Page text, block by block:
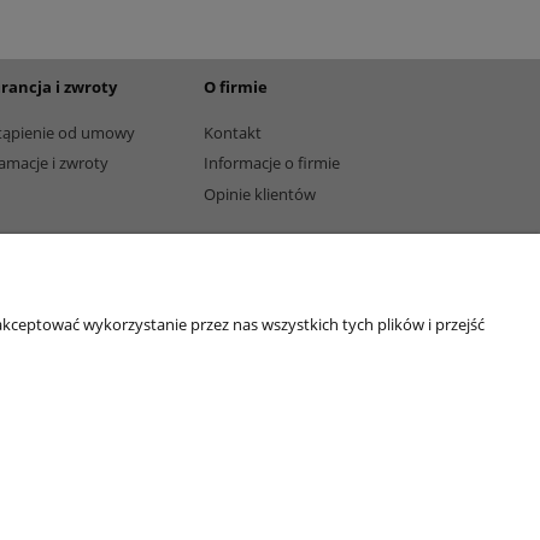
i zwroty
od umowy
i zwroty
O firmie
Kontakt
Informacje o firmie
Opinie klientów
wykorzystanie przez nas wszystkich tych plików i przejść